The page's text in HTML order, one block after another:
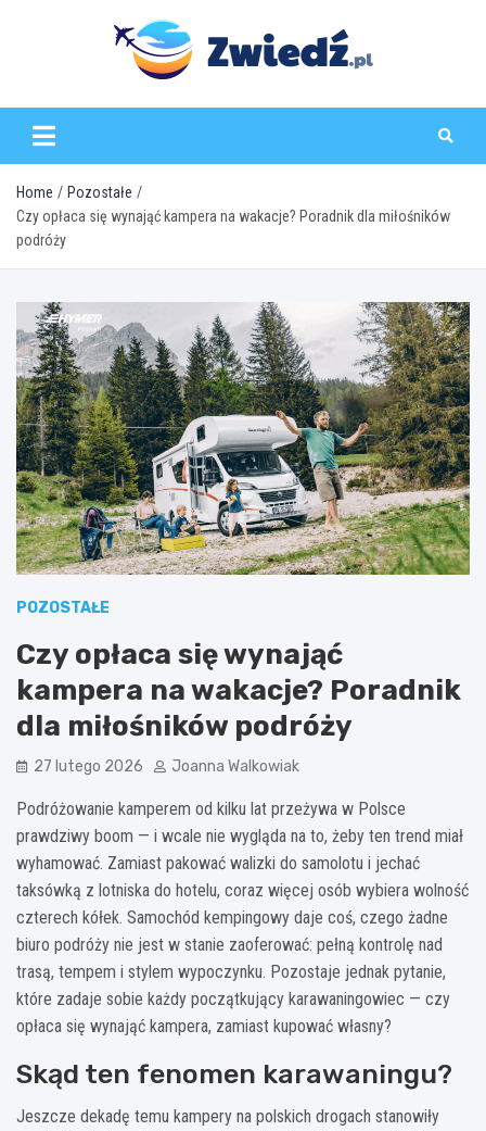
zwiedz.pl
Home
Pozostałe
Czy opłaca się wynająć kampera na wakacje? Poradnik dla miłośników
podróży
POZOSTAŁE
Czy opłaca się wynająć
kampera na wakacje? Poradnik
dla miłośników podróży
27 lutego 2026 Joanna Walkowiak
Podróżowanie kamperem od kilku lat przeżywa w Polsce
prawdziwy boom — i wcale nie wygląda na to, żeby ten trend miał
wyhamować. Zamiast pakować walizki do samolotu i jechać
taksówką z lotniska do hotelu, coraz więcej osób wybiera wolność
czterech kółek. Samochód kempingowy daje coś, czego żadne
biuro podróży nie jest w stanie zaoferować: pełną kontrolę nad
trasą, tempem i stylem wypoczynku. Pozostaje jednak pytanie,
które zadaje sobie każdy początkujący karawaningowiec — czy
opłaca się wynająć kampera, zamiast kupować własny?
Skąd ten fenomen karawaningu?
Jeszcze dekadę temu kampery na polskich drogach stanowiły